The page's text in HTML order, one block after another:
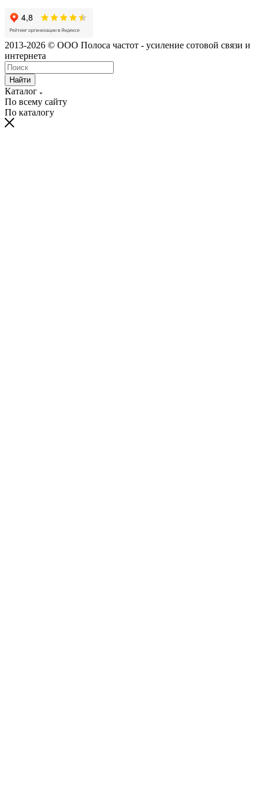
2013-2026 © ООО Полоса частот - усиление сотовой связи и
интернета
Найти
Каталог
По всему сайту
По каталогу